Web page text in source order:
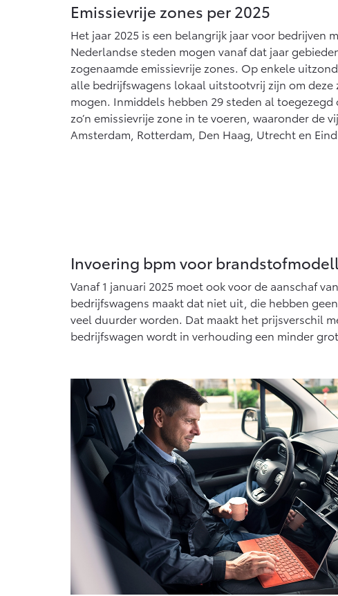
Vanaf € 76.695,-
Proace Max (excl.
BTW)
OOK ALS BATTERIJ-
ELEKTRISCH
Vanaf € 46.301,-
Emissievrije zones per 2025
Het jaar 2025 is een belangrijk jaar voor bedrijven
Nederlandse steden mogen vanaf dat jaar
zogenaamde emissievrije zones. Op enkele
alle bedrijfswagens lokaal uitstootvrij zijn om deze
mogen. Inmiddels hebben 29 steden al toegezegd
zo’n emissievrije zone in te voeren, waaronder de
Amsterdam, Rotterdam, Den Haag, Utrecht en
Invoering bpm voor
Vanaf 1 januari 2025 moet ook voor de aanschaf
bedrijfswagens maakt dat niet uit, die hebben
veel duurder worden. Dat maakt het prijsverschil
bedrijfswagen wordt in verhouding een minder